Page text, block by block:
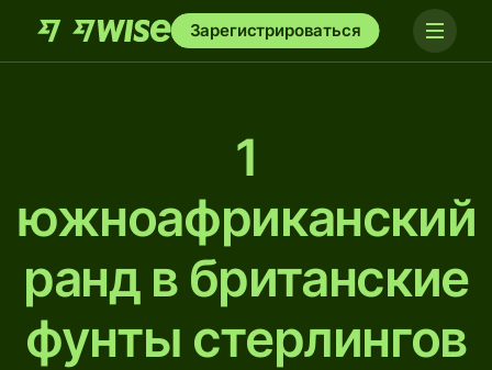
Зарегистрироваться
1
южноафриканский
ранд в британские
фунты стерлингов